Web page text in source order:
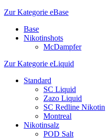
Zur Kategorie eBase
Base
Nikotinshots
McDampfer
Zur Kategorie eLiquid
Standard
SC Liquid
Zazo Liquid
SC Redline Nikotin
Montreal
Nikotinsalz
POD Salt